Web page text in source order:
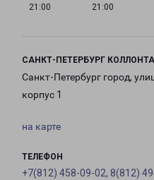
21:00
21:00
САНКТ-ПЕТЕРБУРГ
Санкт-Петербург город,
корпус 1
на карте
ТЕЛЕФОН
+7(812) 458-09-02, 8(812)